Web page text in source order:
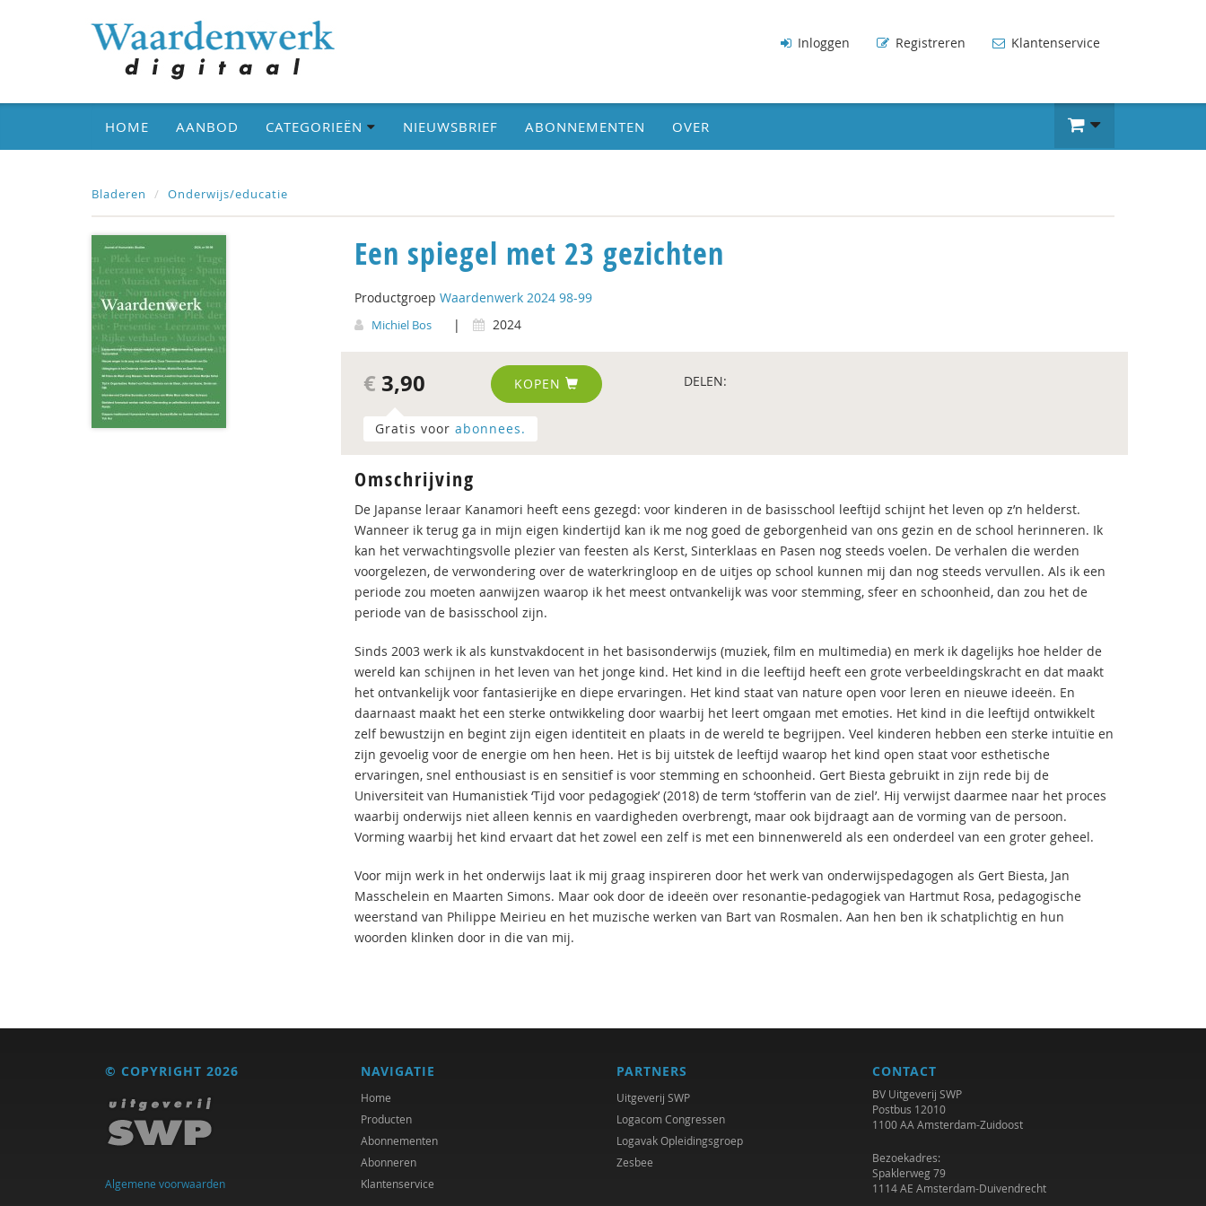
Inloggen Registreren Klantenservice
HOME AANBOD CATEGORIEËN NIEUWSBRIEF ABONNEMENTEN OVER
Bladeren Onderwijs/educatie
Een spiegel met 23 gezichten
Productgroep Waardenwerk 2024 98-99
Michiel Bos | 2024
€ 3,90 KOPEN DELEN:
Gratis voor abonnees.
Omschrijving
De Japanse leraar Kanamori heeft eens gezegd: voor kinderen in de basisschool leeftijd schijnt het leven op z’n helderst.
Wanneer ik terug ga in mijn eigen kindertijd kan ik me nog goed de geborgenheid van ons gezin en de school herinneren. Ik
kan het verwachtingsvolle plezier van feesten als Kerst, Sinterklaas en Pasen nog steeds voelen. De verhalen die werden
voorgelezen, de verwondering over de waterkringloop en de uitjes op school kunnen mij dan nog steeds vervullen. Als ik een
periode zou moeten aanwijzen waarop ik het meest ontvankelijk was voor stemming, sfeer en schoonheid, dan zou het de
periode van de basisschool zijn.
Sinds 2003 werk ik als kunstvakdocent in het basisonderwijs (muziek, film en multimedia) en merk ik dagelijks hoe helder de
wereld kan schijnen in het leven van het jonge kind. Het kind in die leeftijd heeft een grote verbeeldingskracht en dat maakt
het ontvankelijk voor fantasierijke en diepe ervaringen. Het kind staat van nature open voor leren en nieuwe ideeën. En
daarnaast maakt het een sterke ontwikkeling door waarbij het leert omgaan met emoties. Het kind in die leeftijd ontwikkelt
zelf bewustzijn en begint zijn eigen identiteit en plaats in de wereld te begrijpen. Veel kinderen hebben een sterke intuïtie en
zijn gevoelig voor de energie om hen heen. Het is bij uitstek de leeftijd waarop het kind open staat voor esthetische
ervaringen, snel enthousiast is en sensitief is voor stemming en schoonheid. Gert Biesta gebruikt in zijn rede bij de
Universiteit van Humanistiek ‘Tijd voor pedagogiek’ (2018) de term ‘stofferin van de ziel’. Hij verwijst daarmee naar het proces
waarbij onderwijs niet alleen kennis en vaardigheden overbrengt, maar ook bijdraagt aan de vorming van de persoon.
Vorming waarbij het kind ervaart dat het zowel een zelf is met een binnenwereld als een onderdeel van een groter geheel.
Voor mijn werk in het onderwijs laat ik mij graag inspireren door het werk van onderwijspedagogen als Gert Biesta, Jan
Masschelein en Maarten Simons. Maar ook door de ideeën over resonantie-pedagogiek van Hartmut Rosa, pedagogische
weerstand van Philippe Meirieu en het muzische werken van Bart van Rosmalen. Aan hen ben ik schatplichtig en hun
woorden klinken door in die van mij.
© COPYRIGHT 2026
Algemene voorwaarden
NAVIGATIE
Home
Producten
Abonnementen
Abonneren
Klantenservice
PARTNERS
Uitgeverij SWP
Logacom Congressen
Logavak Opleidingsgroep
Zesbee
CONTACT
BV Uitgeverij SWP
Postbus 12010
1100 AA Amsterdam-Zuidoost
Bezoekadres:
Spaklerweg 79
1114 AE Amsterdam-Duivendrecht